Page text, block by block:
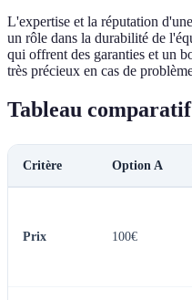
L'expertise et la réputation
un rôle dans la durabilité de
qui offrent des garanties et un
très précieux en cas de
Tableau
Critère Option A
Prix 100€